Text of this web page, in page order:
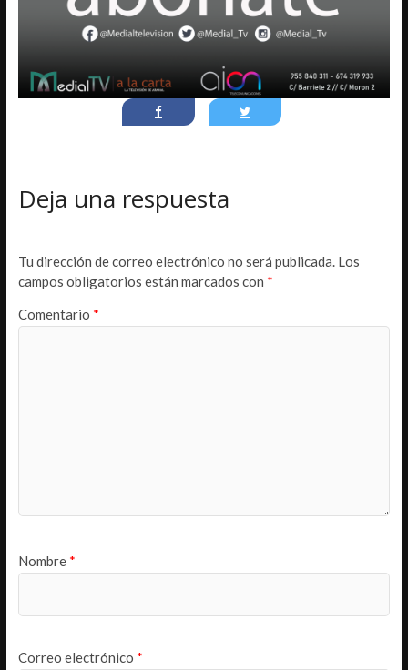
Deja una respuesta
Tu dirección de correo electrónico no será publicada. Los
campos obligatorios están marcados con *
Comentario *
Nombre *
Correo electrónico *